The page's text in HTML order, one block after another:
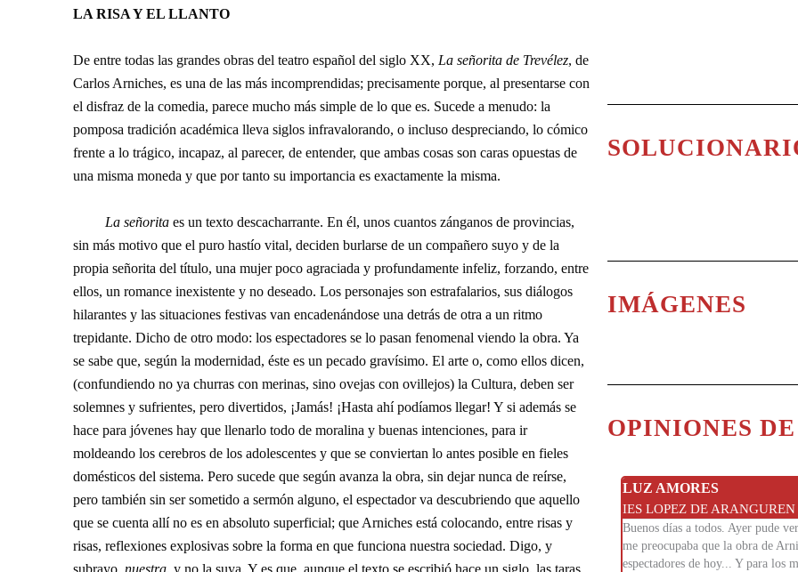
LA RISA Y EL LLANTO
De entre todas las grandes obras del teatro español del siglo XX, La señorita de Trevélez, de
Carlos Arniches, es una de las más incomprendidas; precisamente porque, al presentarse con
el disfraz de la comedia, parece mucho más simple de lo que es. Sucede a menudo: la
pomposa tradición académica lleva siglos infravalorando, o incluso despreciando, lo cómico
frente a lo trágico, incapaz, al parecer, de entender, que ambas cosas son caras opuestas de
una misma moneda y que por tanto su importancia es exactamente la misma.
La señorita es un texto descacharrante. En él, unos cuantos zánganos de provincias,
sin más motivo que el puro hastío vital, deciden burlarse de un compañero suyo y de la
propia señorita del título, una mujer poco agraciada y profundamente infeliz, forzando, entre
ellos, un romance inexistente y no deseado. Los personajes son estrafalarios, sus diálogos
hilarantes y las situaciones festivas van encadenándose una detrás de otra a un ritmo
trepidante. Dicho de otro modo: los espectadores se lo pasan fenomenal viendo la obra. Ya
se sabe que, según la modernidad, éste es un pecado gravísimo. El arte o, como ellos dicen,
(confundiendo no ya churras con merinas, sino ovejas con ovillejos) la Cultura, deben ser
solemnes y sufrientes, pero divertidos, ¡Jamás! ¡Hasta ahí podíamos llegar! Y si además se
hace para jóvenes hay que llenarlo todo de moralina y buenas intenciones, para ir
moldeando los cerebros de los adolescentes y que se conviertan lo antes posible en fieles
domésticos del sistema. Pero sucede que según avanza la obra, sin dejar nunca de reírse,
pero también sin ser sometido a sermón alguno, el espectador va descubriendo que aquello
que se cuenta allí no es en absoluto superficial; que Arniches está colocando, entre risas y
risas, reflexiones explosivas sobre la forma en que funciona nuestra sociedad. Digo, y
subrayo, nuestra, y no la suya. Y es que, aunque el texto se escribió hace un siglo, las taras
IMÁGENES
OPINIONES
LUZ AMORES
IES LOPEZ DE ARANGUREN
Buenos días a todos. Ayer pude
me preocupaba que la obra de
espectadores de hoy... Y para los